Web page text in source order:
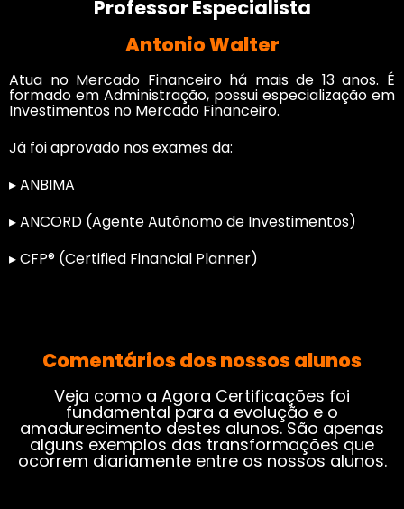
Professor Especialista
Antonio Walter
Atua no Mercado Financeiro há mais de 13 anos. É
formado em Administração, possui especialização em
Investimentos no Mercado Financeiro.
Já foi aprovado nos exames da:
▸ ANBIMA
▸ ANCORD (Agente Autônomo de Investimentos)
▸ CFP® (Certified Financial Planner)
Comentários dos nossos alunos
Veja como a Agora Certificações foi
fundamental para a evolução e o
amadurecimento destes alunos. São apenas
alguns exemplos das transformações que
ocorrem diariamente entre os nossos alunos.